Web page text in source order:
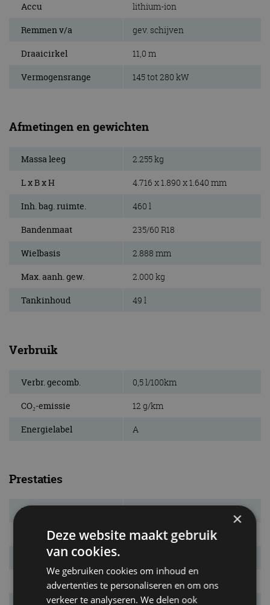
Accu lithium-ion
Remmen v/a gev. schijven
Draaicirkel 11,0 m
Vermogensrange 145 tot 280 kW
Afmetingen en gewichten
Massa leeg 2.255 kg
L x B x H 4.716 x 1.890 x 1.640 mm
Inh. bag. ruimte. 460 l
Bandenmaat 235/60 R18
Wielbasis 2.888 mm
Max. aanh. gew. 2.000 kg
Tankinhoud 49 l
Verbruik
Verbr. gecomb. 0,5 l/100km
CO₂-emissie 12 g/km
Energielabel A
Prestaties
Elek. actieradius
Systeemvermogen 230 kw (313 pk)
Systeemkoppel
Acc. 0-100 km/u 6,7 s
×
Deze website maakt gebruik
van cookies.
We gebruiken cookies om inhoud en
advertenties te personaliseren en om ons
verkeer te analyseren. We delen ook